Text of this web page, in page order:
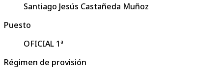
Santiago Jesús Castañeda Muñoz
Puesto
OFICIAL 1ª
Régimen de provisión